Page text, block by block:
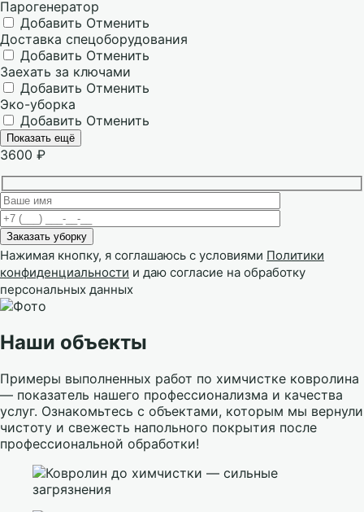
Парогенератор
Добавить Отменить
Доставка спецоборудования
Добавить Отменить
Заехать за ключами
Добавить Отменить
Эко-уборка
Добавить Отменить
Показать ещё
3600 ₽
Нажимая кнопку, я соглашаюсь с условиями Политики
конфиденциальности и даю согласие на обработку
персональных данных
Наши объекты
Примеры выполненных работ по химчистке ковролина
— показатель нашего профессионализма и качества
услуг. Ознакомьтесь с объектами, которым мы вернули
чистоту и свежесть напольного покрытия после
профессиональной обработки!